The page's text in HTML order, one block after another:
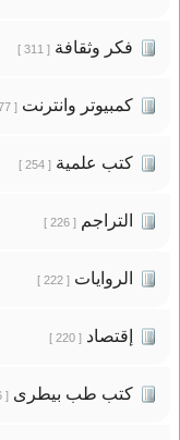
فكر وثقافة[ 311 ]
كمبيوتر وانترنت[ 277 ]
كتب علمية[ 254 ]
التراجم[ 226 ]
الروايات[ 222 ]
إقتصاد[ 220 ]
كتب طب بيطرى[ 186 ]